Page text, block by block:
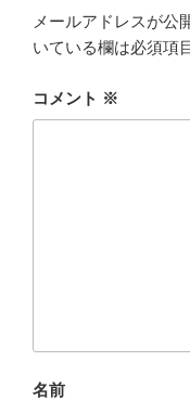
メールアドレスが公
いている欄は必須項
コメント ※
名前